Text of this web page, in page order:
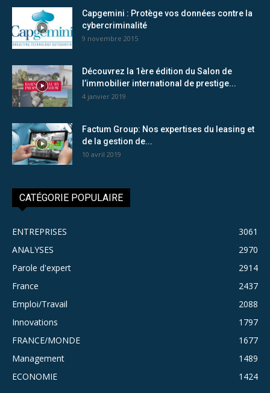
Capgemini : Protège vos données contre la
cybercriminalité
9 novembre 2015
Découvrez la 1ère édition du Salon de
l’immobilier international de prestige...
4 janvier 2019
Factum Group: Nos expertises du leasing et
de la gestion de...
10 avril 2019
CATÉGORIE POPULAIRE
ENTREPRISES
3061
ANALYSES
2970
Parole d'expert
2914
France
2437
Emploi/Travail
2088
Innovations
1797
FRANCE/MONDE
1677
Management
1489
ECONOMIE
1424